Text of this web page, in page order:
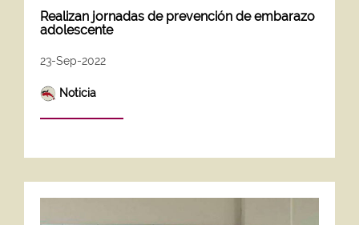
Realizan jornadas de prevención de embarazo
adolescente
23-Sep-2022
Noticia